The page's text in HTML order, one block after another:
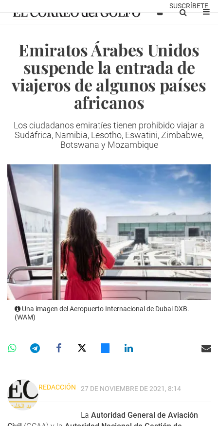
SUSCRÍBETE
Emiratos Árabes Unidos
suspende la entrada de
viajeros de algunos países
africanos
Los ciudadanos emiratíes tienen prohibido viajar a
Sudáfrica, Namibia, Lesotho, Eswatini, Zimbabwe,
Botswana y Mozambique
Una imagen del Aeropuerto Internacional de Dubai DXB.
(WAM)
REDACCIÓN 27 DE NOVIEMBRE DE 2021, 8:14
La Autoridad General de Aviación